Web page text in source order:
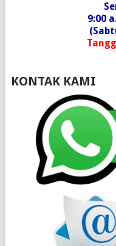
9:00
KONTAK KAMI